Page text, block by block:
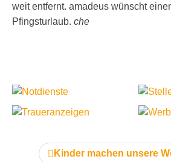
weit entfernt. amadeus wünscht
Pfingsturlaub. che
vorheriger Artikel:
Kinder machen unsere